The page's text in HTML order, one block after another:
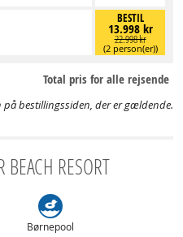
BESTIL
13.998 kr
22.998 kr
(2 person(er))
Total pris for alle rejsende
bestillingssiden, der er gældende.
BEACH RESORT
Børnepool